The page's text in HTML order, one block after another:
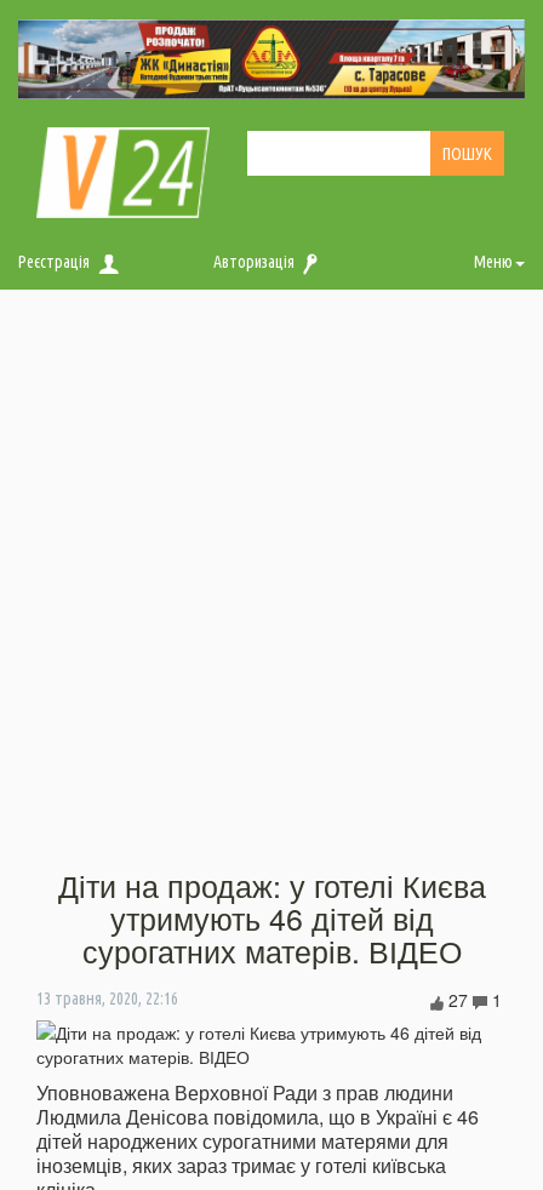
Реєстрація Авторизація Меню
Діти на продаж: у готелі Києва
утримують 46 дітей від
сурогатних матерів. ВІДЕО
13 травня, 2020, 22:16 1
27
Уповноважена Верховної Ради з прав людини
Людмила Денісова повідомила, що в Україні є 46
дітей народжених сурогатними матерями для
іноземців, яких зараз тримає у готелі київська